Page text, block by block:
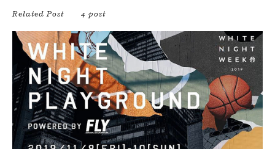
Related Post 4 post